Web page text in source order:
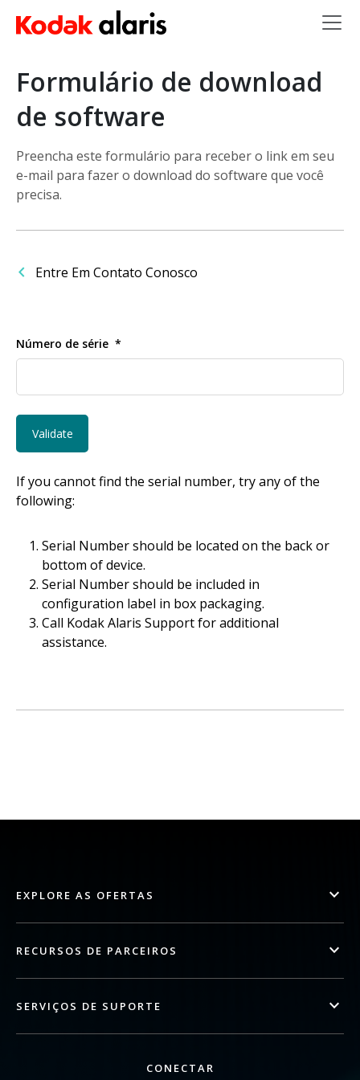
Skip to main content
Formulário de download
de software
Preencha este formulário para receber o link em seu
e-mail para fazer o download do software que você
precisa.
Entre Em Contato Conosco
Número de série
If you cannot find the serial number, try any of the
following:
Serial Number should be located on the back or
bottom of device.
Serial Number should be included in
configuration label in box packaging.
Call Kodak Alaris Support for additional
assistance.
EXPLORE AS OFERTAS
RECURSOS DE PARCEIROS
SERVIÇOS DE SUPORTE
CONECTAR